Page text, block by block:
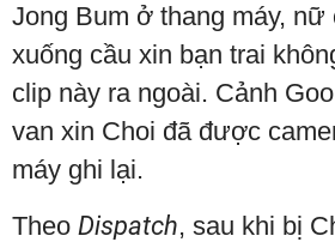
Jong Bum ở thang máy, nữ
xuống cầu xin bạn trai
clip này ra ngoài. Cảnh
van xin Choi đã được
máy ghi lại.
Theo Dispatch, sau khi bị